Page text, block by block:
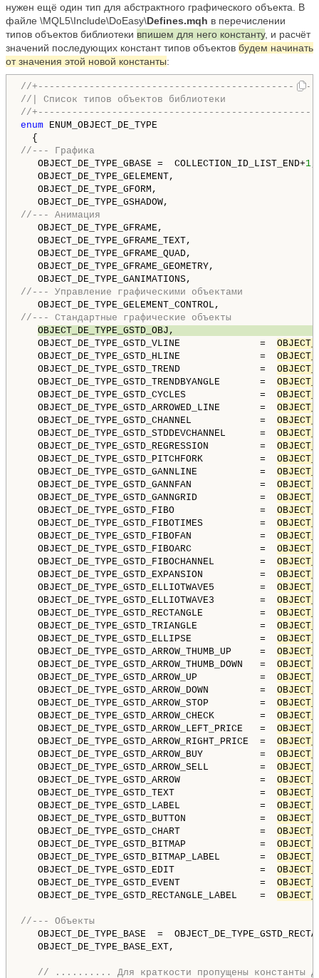
нужен ещё один тип для абстрактного графического объекта. В
файле \MQL5\Include\DoEasy\Defines.mqh в перечислении
типов объектов библиотеки впишем для него константу, и расчёт
значений последующих констант типов объектов будем начинать
от значения этой новой константы:
//
//| Список типов объектов библиотеки
//
enum ENUM_OBJECT_DE_TYPE
//--- Графика
OBJECT_DE_TYPE_GBASE =  COLLECTION_ID_LIST_END+1
//--- Анимация
//--- Управление графическими объектами
//--- Стандартные графические объекты
OBJECT_DE_TYPE_GSTD_VLINE              =
OBJECT_DE_TYPE_GSTD_HLINE              =
OBJECT_DE_TYPE_GSTD_TREND              =
OBJECT_DE_TYPE_GSTD_TRENDBYANGLE       =
OBJECT_DE_TYPE_GSTD_CYCLES             =
OBJECT_DE_TYPE_GSTD_ARROWED_LINE       =
OBJECT_DE_TYPE_GSTD_CHANNEL            =
OBJECT_DE_TYPE_GSTD_STDDEVCHANNEL      =
OBJECT_DE_TYPE_GSTD_REGRESSION         =
OBJECT_DE_TYPE_GSTD_PITCHFORK          =
OBJECT_DE_TYPE_GSTD_GANNLINE           =
OBJECT_DE_TYPE_GSTD_GANNFAN            =
OBJECT_DE_TYPE_GSTD_GANNGRID           =
OBJECT_DE_TYPE_GSTD_FIBO               =
OBJECT_DE_TYPE_GSTD_FIBOTIMES          =
OBJECT_DE_TYPE_GSTD_FIBOFAN            =
OBJECT_DE_TYPE_GSTD_FIBOARC            =
OBJECT_DE_TYPE_GSTD_FIBOCHANNEL        =
OBJECT_DE_TYPE_GSTD_EXPANSION          =
OBJECT_DE_TYPE_GSTD_ELLIOTWAVE5        =
OBJECT_DE_TYPE_GSTD_ELLIOTWAVE3        =
OBJECT_DE_TYPE_GSTD_RECTANGLE          =
OBJECT_DE_TYPE_GSTD_TRIANGLE           =
OBJECT_DE_TYPE_GSTD_ELLIPSE            =
OBJECT_DE_TYPE_GSTD_ARROW_THUMB_UP     =
OBJECT_DE_TYPE_GSTD_ARROW_THUMB_DOWN   =
OBJECT_DE_TYPE_GSTD_ARROW_UP           =
OBJECT_DE_TYPE_GSTD_ARROW_DOWN         =
OBJECT_DE_TYPE_GSTD_ARROW_STOP         =
OBJECT_DE_TYPE_GSTD_ARROW_CHECK        =
OBJECT_DE_TYPE_GSTD_ARROW_LEFT_PRICE   =
OBJECT_DE_TYPE_GSTD_ARROW_RIGHT_PRICE  =
OBJECT_DE_TYPE_GSTD_ARROW_BUY          =
OBJECT_DE_TYPE_GSTD_ARROW_SELL         =
OBJECT_DE_TYPE_GSTD_ARROW              =
OBJECT_DE_TYPE_GSTD_TEXT               =
OBJECT_DE_TYPE_GSTD_LABEL              =
OBJECT_DE_TYPE_GSTD_BUTTON             =
OBJECT_DE_TYPE_GSTD_CHART              =
OBJECT_DE_TYPE_GSTD_BITMAP             =
OBJECT_DE_TYPE_GSTD_BITMAP_LABEL       =
OBJECT_DE_TYPE_GSTD_EDIT               =
OBJECT_DE_TYPE_GSTD_EVENT              =
OBJECT_DE_TYPE_GSTD_RECTANGLE_LABEL    =
//--- Объекты
OBJECT_DE_TYPE_BASE  =
// .......... Для краткости пропущены константы